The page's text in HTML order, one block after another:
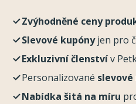
Zvýhodněné ceny
Slevové kupónyjen pro
Exkluzivní členstvív
Personalizované
Nabídka šitá na míru